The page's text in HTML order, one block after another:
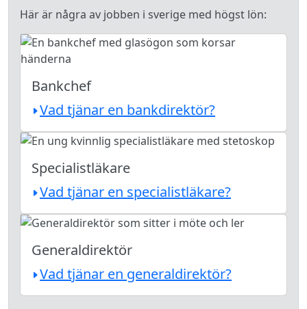
Här är några av jobben i sverige med högst lön:
Bankchef
Vad tjänar en bankdirektör?
Specialistläkare
Vad tjänar en specialistläkare?
Generaldirektör
Vad tjänar en generaldirektör?